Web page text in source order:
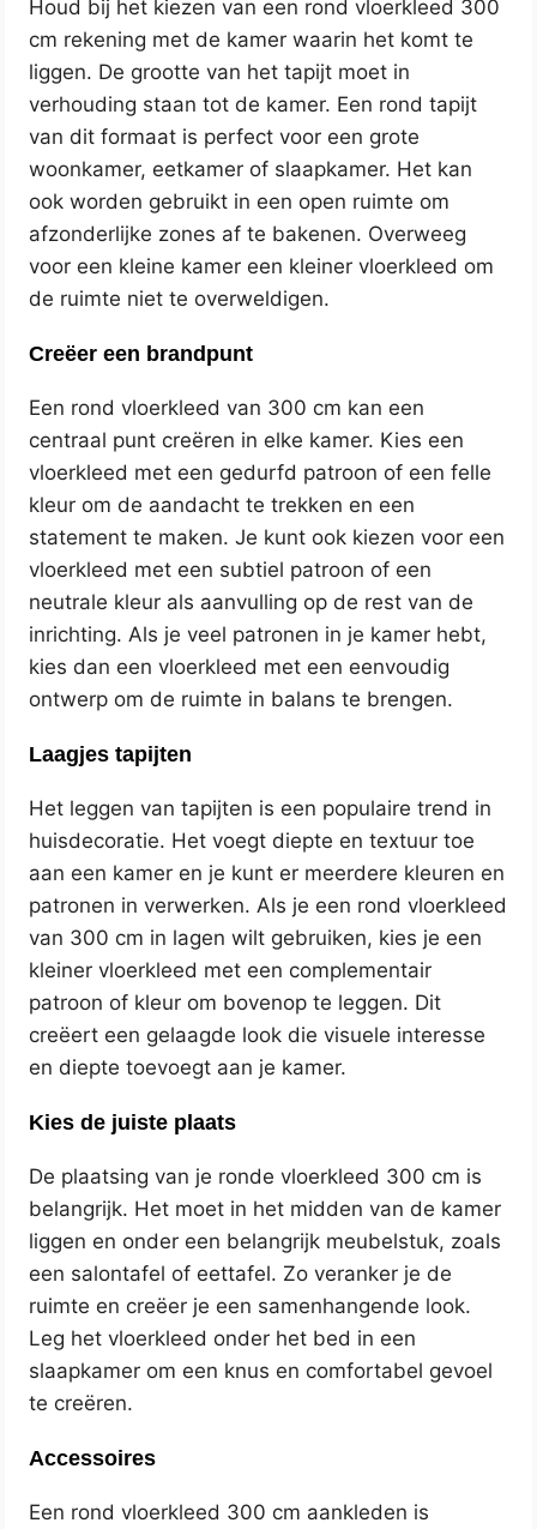
Houd bij het kiezen van een rond vloerkleed 300
cm rekening met de kamer waarin het komt te
liggen. De grootte van het tapijt moet in
verhouding staan tot de kamer. Een rond tapijt
van dit formaat is perfect voor een grote
woonkamer, eetkamer of slaapkamer. Het kan
ook worden gebruikt in een open ruimte om
afzonderlijke zones af te bakenen. Overweeg
voor een kleine kamer een kleiner vloerkleed om
de ruimte niet te overweldigen.
Creëer een brandpunt
Een rond vloerkleed van 300 cm kan een
centraal punt creëren in elke kamer. Kies een
vloerkleed met een gedurfd patroon of een felle
kleur om de aandacht te trekken en een
statement te maken. Je kunt ook kiezen voor een
vloerkleed met een subtiel patroon of een
neutrale kleur als aanvulling op de rest van de
inrichting. Als je veel patronen in je kamer hebt,
kies dan een vloerkleed met een eenvoudig
ontwerp om de ruimte in balans te brengen.
Laagjes tapijten
Het leggen van tapijten is een populaire trend in
huisdecoratie. Het voegt diepte en textuur toe
aan een kamer en je kunt er meerdere kleuren en
patronen in verwerken. Als je een rond vloerkleed
van 300 cm in lagen wilt gebruiken, kies je een
kleiner vloerkleed met een complementair
patroon of kleur om bovenop te leggen. Dit
creëert een gelaagde look die visuele interesse
en diepte toevoegt aan je kamer.
Kies de juiste plaats
De plaatsing van je ronde vloerkleed 300 cm is
belangrijk. Het moet in het midden van de kamer
liggen en onder een belangrijk meubelstuk, zoals
een salontafel of eettafel. Zo veranker je de
ruimte en creëer je een samenhangende look.
Leg het vloerkleed onder het bed in een
slaapkamer om een knus en comfortabel gevoel
te creëren.
Accessoires
Een rond vloerkleed 300 cm aankleden is